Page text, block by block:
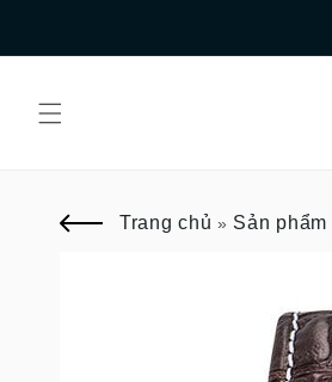
Trang chủ » Sản phẩm